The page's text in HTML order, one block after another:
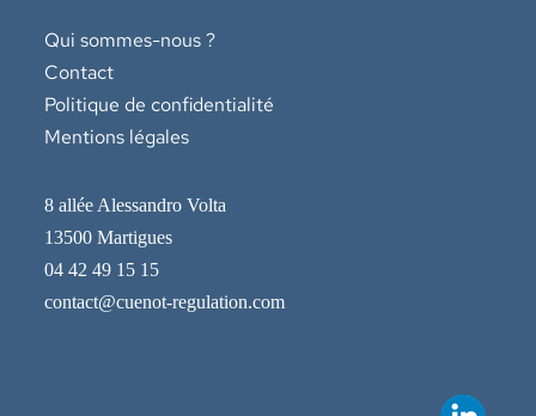
Qui sommes-nous ?
Contact
Politique de confidentialité
Mentions légales
8 allée Alessandro Volta
13500 Martigues
04 42 49 15 15
contact@cuenot-regulation.com